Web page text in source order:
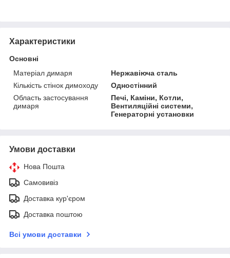
Характеристики
Основні
Матеріал димаря
Нержавіюча сталь
Кількість стінок димоходу
Одностінний
Область застосування
димаря
Печі, Каміни, Котли,
Вентиляційні системи,
Генераторні установки
Умови доставки
Нова Пошта
Самовивіз
Доставка кур'єром
Доставка поштою
Всі умови доставки